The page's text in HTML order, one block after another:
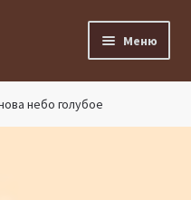
Меню
небо голубое